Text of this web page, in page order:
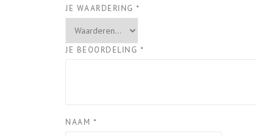
JE WAARDERING *
JE BEOORDELING *
NAAM *